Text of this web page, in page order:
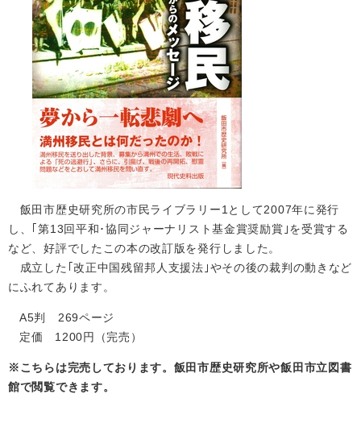
飯田市歴史研究所の市民ライブラリー1として2007年に発行
し、｢第13回平和･協同ジャーナリスト基金賞奨励賞｣を受賞する
など、好評でしたこの本の改訂版を発行しました。
成立した｢改正中国残留邦人支援法｣やその後の裁判の動きなど
にふれてあります。
A5判 269ページ
定価 1200円（完売）
※こちらは完売しております。飯田市歴史研究所や飯田市立図書
館で閲覧できます。